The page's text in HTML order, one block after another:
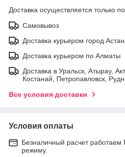
Доставка осуществляется только
Самовывоз
Доставка курьером город
Доставка курьером по Алматы
Доставка в Уральск, Атырау,
Костанай, Петропавловск,
Все условия доставки
Условия оплаты
Безналичный расчет
режиму.